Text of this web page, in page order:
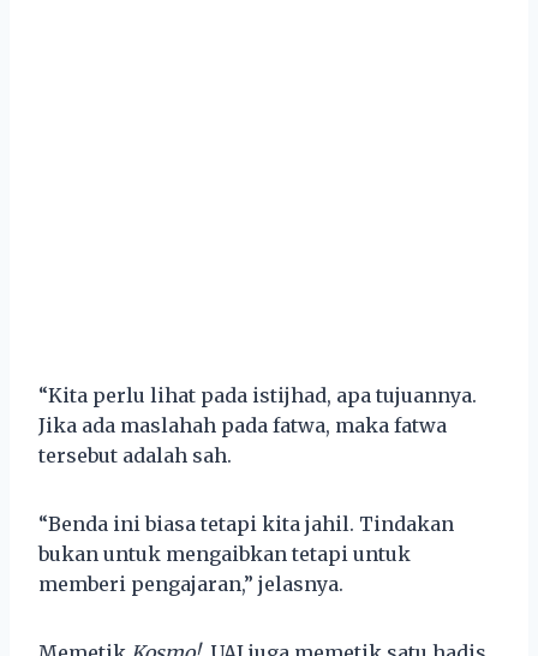
“Kita perlu lihat pada istijhad, apa tujuannya.
Jika ada maslahah pada fatwa, maka fatwa
tersebut adalah sah.
“Benda ini biasa tetapi kita jahil. Tindakan
bukan untuk mengaibkan tetapi untuk
memberi pengajaran,” jelasnya.